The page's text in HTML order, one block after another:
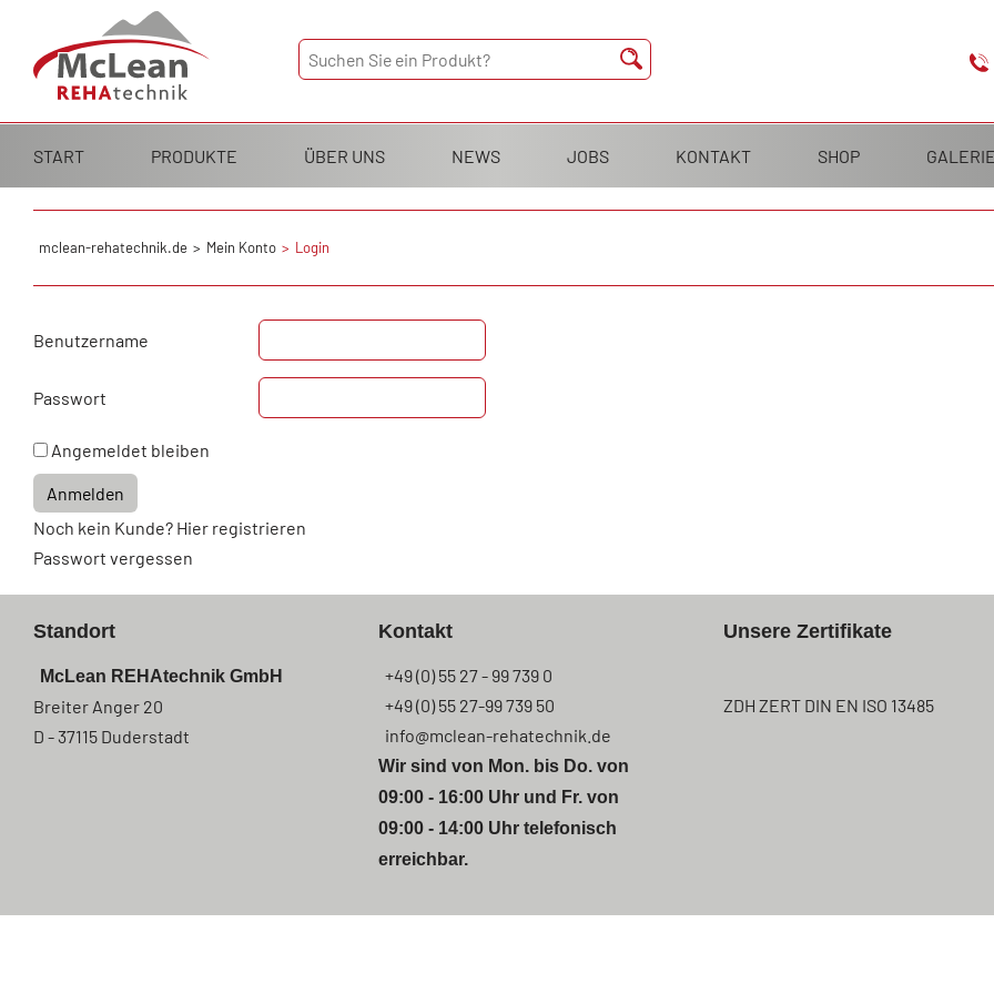
Navigation
überspringen
START PRODUKTE ÜBER UNS NEWS JOBS KONTAKT SHOP GALERIE
mclean-rehatechnik.de Mein Konto Login
Benutzername
Passwort
Angemeldet bleiben
Anmelden
Noch kein Kunde? Hier registrieren
Passwort vergessen
Standort
McLean REHAtechnik GmbH
Breiter Anger 20
D - 37115 Duderstadt
Kontakt
+49 (0) 55 27 - 99 739 0
+49 (0) 55 27-99 739 50
info@mclean-rehatechnik.de
Wir sind von Mon. bis Do. von
09:00 - 16:00 Uhr und Fr. von
09:00 - 14:00 Uhr telefonisch
erreichbar.
Unsere Zertifikate
ZDH ZERT DIN EN ISO 13485